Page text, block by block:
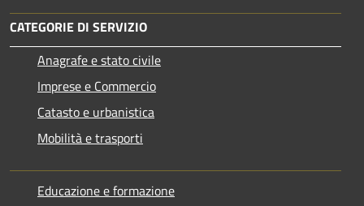
CATEGORIE DI SERVIZIO
Anagrafe e stato civile
Imprese e Commercio
Catasto e urbanistica
Mobilità e trasporti
Educazione e formazione